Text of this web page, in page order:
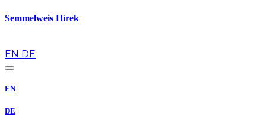
Semmelweis Hírek
EN DE
EN
DE